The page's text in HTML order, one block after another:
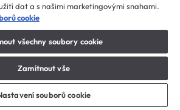
dat a s našimi marketingovými snahami.
cookie
všechny soubory cookie
Zamítnout vše
souborů cookie